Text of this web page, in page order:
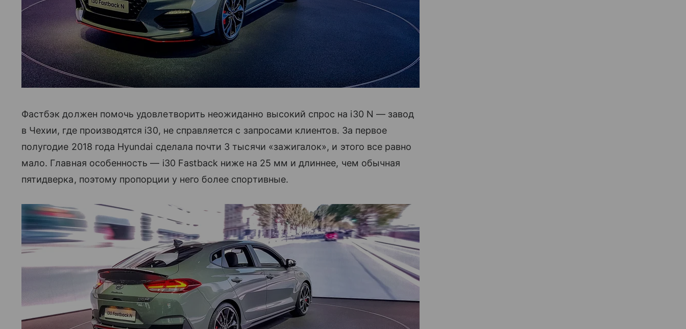
Фастбэк должен помочь удовлетворить неожиданно высокий спрос на i30 N — завод
в Чехии, где производятся i30, не справляется с запросами клиентов. За первое
полугодие 2018 года Hyundai сделала почти 3 тысячи «зажигалок», и этого все равно
мало. Главная особенность — i30 Fastback ниже на 25 мм и длиннее, чем обычная
пятидверка, поэтому пропорции у него более спортивные.